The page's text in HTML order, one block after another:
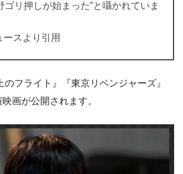
ゴリ押しが始まった”と囁かれていま
ースより引用
のフライト』『東京リベンジャーズ』
画が公開されます。